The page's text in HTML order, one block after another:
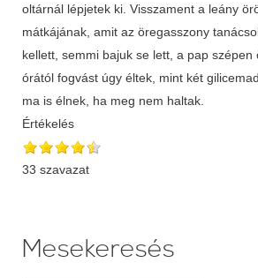
oltárnál lépjetek ki. Visszament a leány
mátkájának, amit az öregasszony
kellett, semmi bajuk se lett, a pap szépen
órától fogvást úgy éltek, mint két
ma is élnek, ha meg nem haltak.
Értékelés
33 szavazat
Mesekeresés